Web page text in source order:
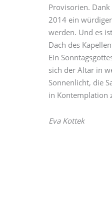
Provisorien.
2014 ein
werden. Und es
Dach des
Ein
sich der Altar in
Sonnenlicht, die
in Kontemplation
Eva Kottek